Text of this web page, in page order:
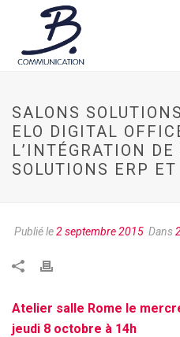
SALONS
ELO DIGITAL
L’INTÉGRATION
SOLUTIONS ERP ET
Publié le2 septembre 2015 Dans
Atelier salle Rome le
jeudi 8 octobre à 14h